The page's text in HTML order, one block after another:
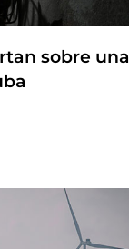
sobre una